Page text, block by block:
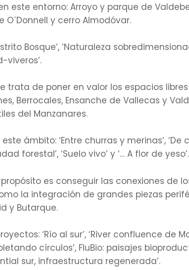
este entorno: Arroyo y parque de
y cerro Almodóvar.
Bosque’, ‘Naturaleza
viveros’.
trata de poner en valor los espacios
Berrocales, Ensanche de Vallecas y
del Manzanares.
ámbito: ‘Entre churras y merinas’, ‘De
forestal’, ‘Suelo vivo’ y ‘… A flor de yeso’.
propósito es conseguir las conexiones de
la integración de grandes piezas
y Butarque.
‘Río al sur’, ‘River confluence de
círculos’, FluBio: paisajes
sur, infraestructura regenerada’.